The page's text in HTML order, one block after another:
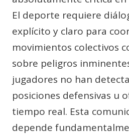
El deporte requiere
explícito y claro para
movimientos colectivos
sobre peligros
jugadores no han
posiciones defensivas u
tiempo real. Esta
depende